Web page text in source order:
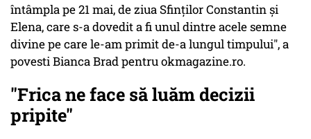
întâmpla pe 21 mai, de ziua Sfinţilor Constantin şi
Elena, care s-a dovedit a fi unul dintre acele semne
divine pe care le-am primit de-a lungul timpului", a
povesti Bianca Brad pentru okmagazine.ro.
"Frica ne face să luăm decizii
pripite"